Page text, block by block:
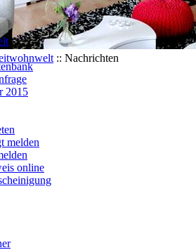
:: Nachrichten
2015
melden
online